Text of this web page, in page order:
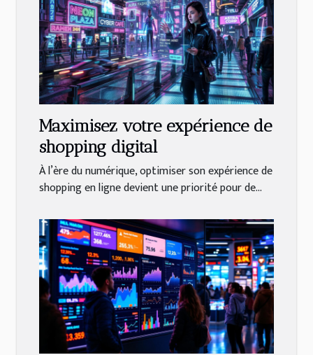
Maximisez votre expérience de
shopping digital
À l’ère du numérique, optimiser son expérience de
shopping en ligne devient une priorité pour de...